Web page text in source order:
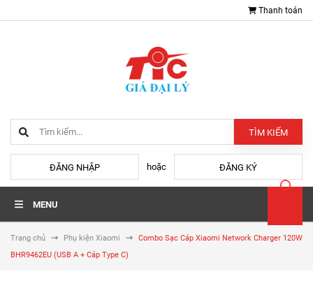
Thanh toán
TÌM KIẾM
ĐĂNG NHẬP hoặc ĐĂNG KÝ
MENU
Trang chủ Phụ kiện Xiaomi
Combo Sạc Cáp Xiaomi Network Charger 120W
BHR9462EU (USB A + Cáp Type C)